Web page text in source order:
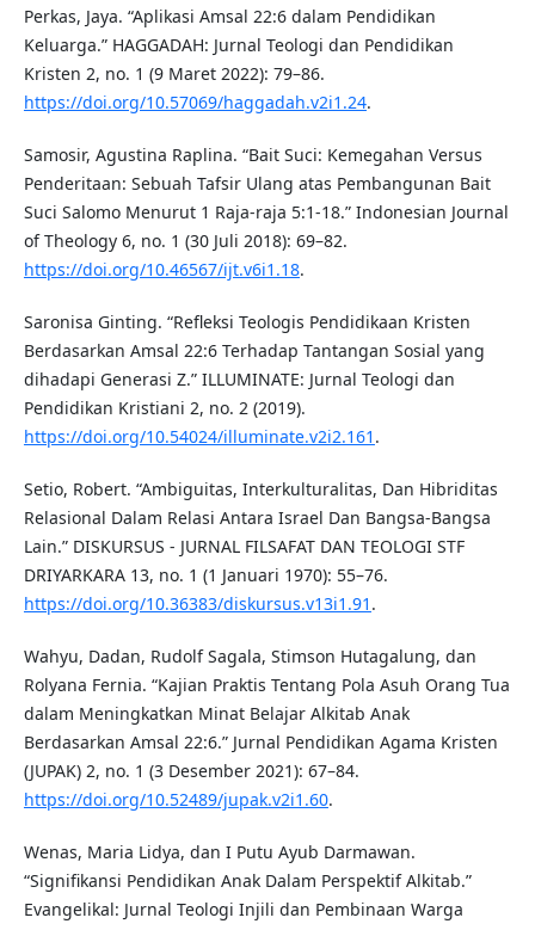
Perkas, Jaya. “Aplikasi Amsal 22:6 dalam Pendidikan
Keluarga.” HAGGADAH: Jurnal Teologi dan Pendidikan
Kristen 2, no. 1 (9 Maret 2022): 79–86.
https://doi.org/10.57069/haggadah.v2i1.24.
Samosir, Agustina Raplina. “Bait Suci: Kemegahan Versus
Penderitaan: Sebuah Tafsir Ulang atas Pembangunan Bait
Suci Salomo Menurut 1 Raja-raja 5:1-18.” Indonesian Journal
of Theology 6, no. 1 (30 Juli 2018): 69–82.
https://doi.org/10.46567/ijt.v6i1.18.
Saronisa Ginting. “Refleksi Teologis Pendidikaan Kristen
Berdasarkan Amsal 22:6 Terhadap Tantangan Sosial yang
dihadapi Generasi Z.” ILLUMINATE: Jurnal Teologi dan
Pendidikan Kristiani 2, no. 2 (2019).
https://doi.org/10.54024/illuminate.v2i2.161 .
Setio, Robert. “Ambiguitas, Interkulturalitas, Dan Hibriditas
Relasional Dalam Relasi Antara Israel Dan Bangsa-Bangsa
Lain.” DISKURSUS - JURNAL FILSAFAT DAN TEOLOGI STF
DRIYARKARA 13, no. 1 (1 Januari 1970): 55–76.
https://doi.org/10.36383/diskursus.v13i1.91 .
Wahyu, Dadan, Rudolf Sagala, Stimson Hutagalung, dan
Rolyana Fernia. “Kajian Praktis Tentang Pola Asuh Orang Tua
dalam Meningkatkan Minat Belajar Alkitab Anak
Berdasarkan Amsal 22:6.” Jurnal Pendidikan Agama Kristen
(JUPAK) 2, no. 1 (3 Desember 2021): 67–84.
https://doi.org/10.52489/jupak.v2i1.60.
Wenas, Maria Lidya, dan I Putu Ayub Darmawan.
“Signifikansi Pendidikan Anak Dalam Perspektif Alkitab.”
Evangelikal: Jurnal Teologi Injili dan Pembinaan Warga